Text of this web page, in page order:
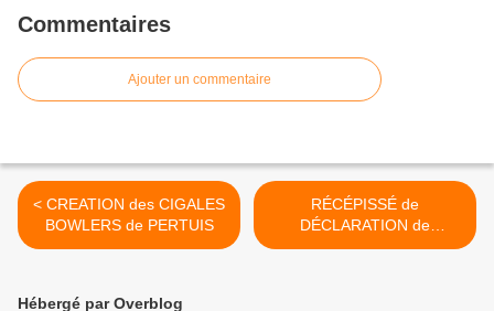
Commentaires
Ajouter un commentaire
< CREATION des CIGALES
BOWLERS de PERTUIS
RÉCÉPISSÉ de
DÉCLARATION de
CRÉATION des CIGALES >
Hébergé par Overblog